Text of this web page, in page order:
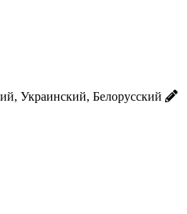
Украинский, Белорусский